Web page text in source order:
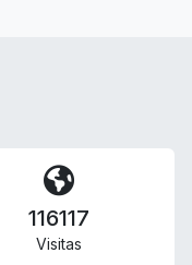
116117
Visitas